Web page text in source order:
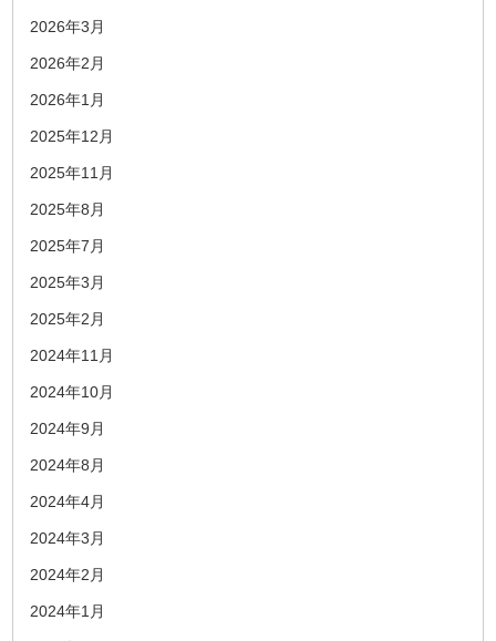
2026年3月
2026年2月
2026年1月
2025年12月
2025年11月
2025年8月
2025年7月
2025年3月
2025年2月
2024年11月
2024年10月
2024年9月
2024年8月
2024年4月
2024年3月
2024年2月
2024年1月